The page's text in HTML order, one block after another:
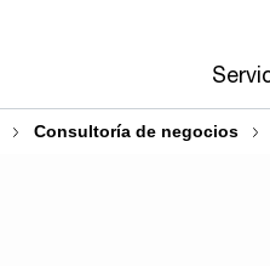
Consultoría de negocios